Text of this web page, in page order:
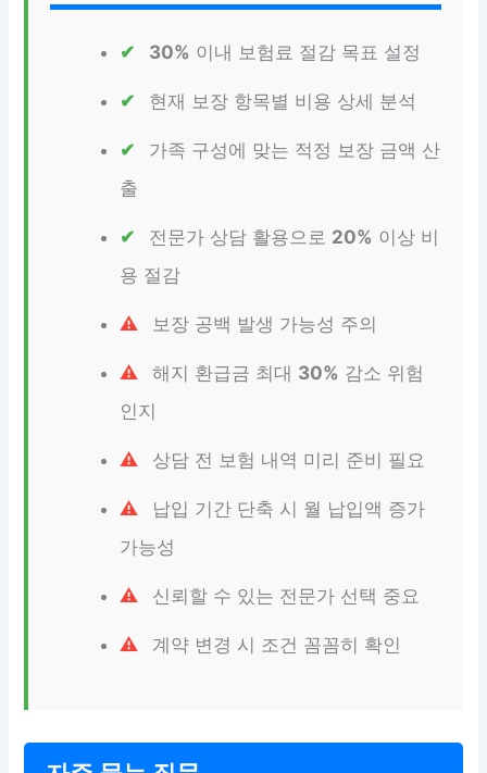
30% 이내 보험료 절감 목표 설정
현재 보장 항목별 비용 상세 분석
가족 구성에 맞는 적정 보장 금액 산
출
전문가 상담 활용으로 20% 이상 비
용 절감
보장 공백 발생 가능성 주의
해지 환급금 최대 30% 감소 위험
인지
상담 전 보험 내역 미리 준비 필요
납입 기간 단축 시 월 납입액 증가
가능성
신뢰할 수 있는 전문가 선택 중요
계약 변경 시 조건 꼼꼼히 확인